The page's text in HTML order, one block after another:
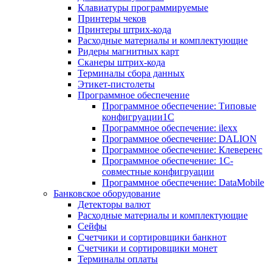
Клавиатуры программируемые
Принтеры чеков
Принтеры штрих-кода
Расходные материалы и комплектующие
Ридеры магнитных карт
Сканеры штрих-кода
Терминалы сбора данных
Этикет-пистолеты
Программное обеспечение
Программное обеспечение: Типовые
конфигруации1С
Программное обеспечение: ilexx
Программное обеспечение: DALION
Программное обеспечение: Клеверенс
Программное обеспечение: 1С-
совместные конфигруации
Программное обеспечение: DataMobile
Банковское оборудование
Детекторы валют
Расходные материалы и комплектующие
Сейфы
Счетчики и сортировщики банкнот
Счетчики и сортировщики монет
Терминалы оплаты